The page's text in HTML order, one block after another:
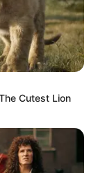
:
Cutest Lion